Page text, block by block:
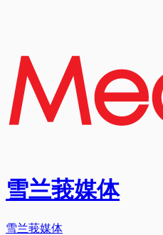
雪兰莪媒体
雪兰莪媒体